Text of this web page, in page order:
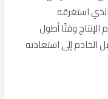
استغرقه
وقتًا أطول
من تعطيل الخادم إلى استعادته